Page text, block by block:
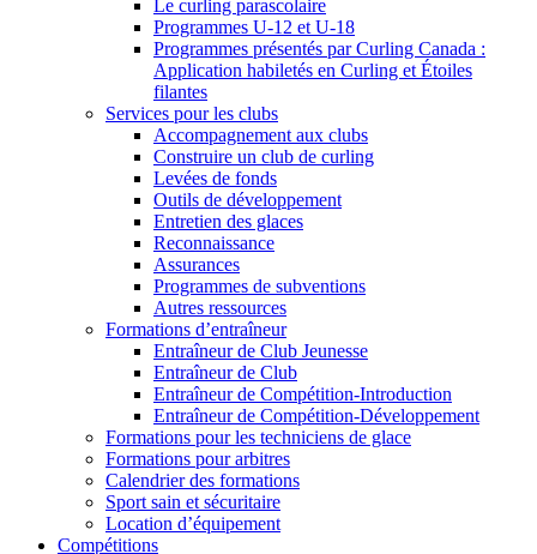
Le curling parascolaire
Programmes U-12 et U-18
Programmes présentés par Curling Canada :
Application habiletés en Curling et Étoiles
filantes
Services pour les clubs
Accompagnement aux clubs
Construire un club de curling
Levées de fonds
Outils de développement
Entretien des glaces
Reconnaissance
Assurances
Programmes de subventions
Autres ressources
Formations d’entraîneur
Entraîneur de Club Jeunesse
Entraîneur de Club
Entraîneur de Compétition-Introduction
Entraîneur de Compétition-Développement
Formations pour les techniciens de glace
Formations pour arbitres
Calendrier des formations
Sport sain et sécuritaire
Location d’équipement
Compétitions